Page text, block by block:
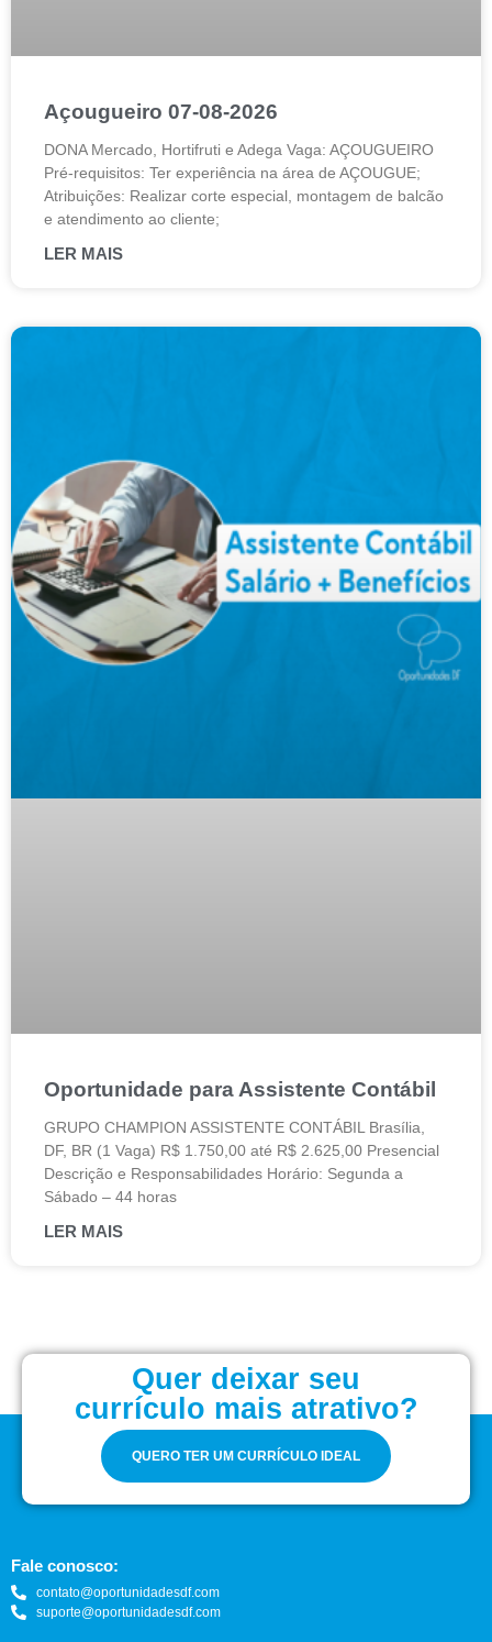
Açougueiro 07-08-2026
DONA Mercado, Hortifruti e Adega Vaga: AÇOUGUEIRO
Pré-requisitos: Ter experiência na área de AÇOUGUE;
Atribuições: Realizar corte especial, montagem de balcão
e atendimento ao cliente;
LER MAIS
Oportunidade para Assistente Contábil
GRUPO CHAMPION ASSISTENTE CONTÁBIL Brasília,
DF, BR (1 Vaga) R$ 1.750,00 até R$ 2.625,00 Presencial
Descrição e Responsabilidades Horário: Segunda a
Sábado – 44 horas
LER MAIS
Quer deixar seu
currículo mais atrativo?
QUERO TER UM CURRÍCULO IDEAL
Fale conosco:
contato@oportunidadesdf.com
suporte@oportunidadesdf.com